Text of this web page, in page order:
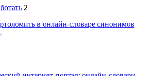
2
в онлайн-словаре синонимов